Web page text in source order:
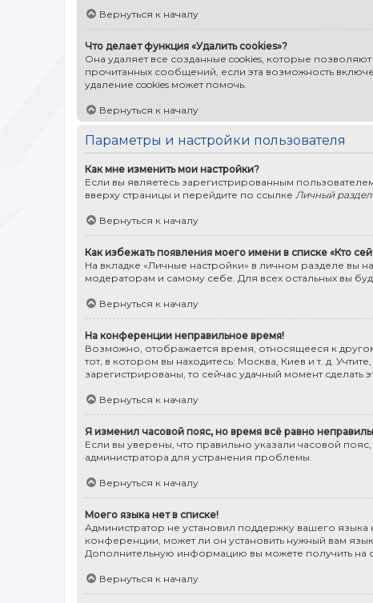
Вернуться к началу
Что делает функция «Удалить cookies»?
Она удаляет все созданные cookies, которые
прочитанных сообщений, если эта возможность
удаление cookies может помочь.
Вернуться к началу
Параметры и настройки пользователя
Как мне изменить мои настройки?
Если вы являетесь зарегистрированным
вверху страницы и перейдите по ссылке Личный раздел
Вернуться к началу
Как избежать появления моего имени в списке «Кто
На вкладке «Личные настройки» в личном разделе вы
модераторам и самому себе. Для всех остальных вы
Вернуться к началу
На конференции неправильное время!
Возможно, отображается время, относящееся к
тот, в котором вы находитесь: Москва, Киев и т. д.
зарегистрированы, то сейчас удачный момент сделать
Вернуться к началу
Я изменил часовой пояс, но время всё равно
Если вы уверены, что правильно указали часовой
администратора для устранения проблемы.
Вернуться к началу
Моего языка нет в списке!
Администратор не установил поддержку вашего
конференции, может ли он установить нужный вам
Дополнительную информацию вы можете получить на
Вернуться к началу